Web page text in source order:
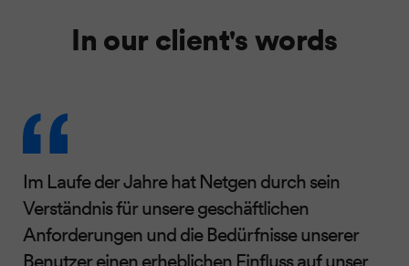
In our client's words
Im Laufe der Jahre hat Netgen durch sein
Verständnis für unsere geschäftlichen
Anforderungen und die Bedürfnisse unserer
Benutzer einen erheblichen Einfluss auf unser